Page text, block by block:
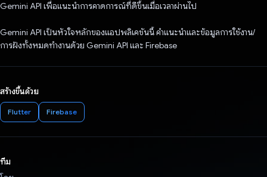
Gemini API เพื่อแนะนำการคาดการณ์ที่ดีขึ้นเมื่อเวลาผ่านไป
Gemini API เป็นหัวใจหลักของแอปพลิเคชันนี้ คำแนะนำและข้อมูลการใช้งาน/
การฝังทั้งหมดทำงานด้วย Gemini API และ Firebase
สร้างขึ้นด้วย
Flutter Firebase
ทีม